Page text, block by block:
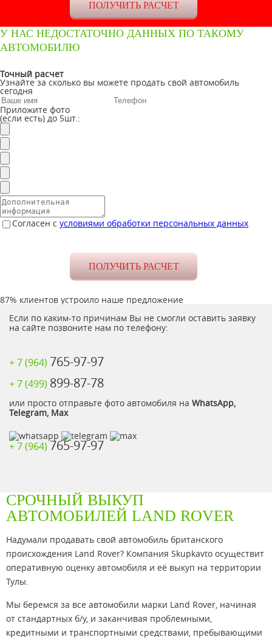
У НАС НЕДОСТАТОЧНО ДАННЫХ ПО ТАКОМУ
АВТОМОБИЛЮ
Точный расчет
Узнайте за сколько вы можете продать свой автомобиль
сегодня
Приложите фото
(если есть) до 5шт.:
Согласен с условиями обработки персональных данных
87% клиентов устроило наше предложение
Если по каким-то причинам Вы не смогли оставить заявку
на сайте позвоните нам по телефону:
+ 7 (964) 765-97-97
+ 7 (499) 899-87-78
или просто отправьте фото автомобиля на WhatsApp,
Telegram, Max
+ 7 (964) 765-97-97
СРОЧНЫЙ ВЫКУП
АВТОМОБИЛЕЙ LAND ROVER
Надумали продавать свой автомобиль британского
происхождения Land Rover? Компания Skupkavto осуществит
оперативную оценку автомобиля и её выкуп на территории
Тулы.
Мы беремся за все автомобили марки Land Rover, начиная
от стандартных б/у, и заканчивая проблемными,
кредитными и транспортными средствами, пребывающими